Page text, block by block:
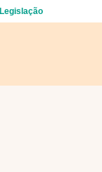
Legislação